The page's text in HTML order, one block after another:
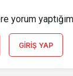
yorum
GIRIŞ YAP